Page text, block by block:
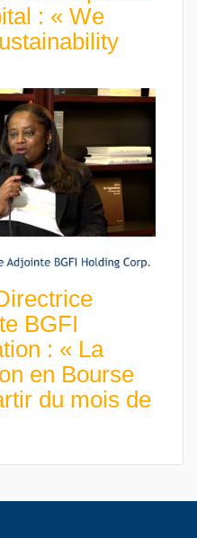
: « We
BGFI
: « La
en Bourse
du mois de